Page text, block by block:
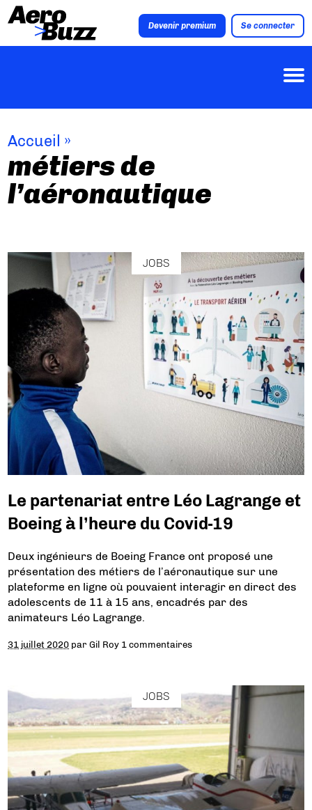
Devenir premium Se connecter
Accueil »
métiers de
l’aéronautique
JOBS
Le partenariat entre Léo Lagrange et
Boeing à l’heure du Covid-19
Deux ingénieurs de Boeing France ont proposé une
présentation des métiers de l’aéronautique sur une
plateforme en ligne où pouvaient interagir en direct des
adolescents de 11 à 15 ans, encadrés par des
animateurs Léo Lagrange.
31 juillet 2020 parGil Roy 1 commentaires
JOBS